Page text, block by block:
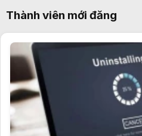
Thành viên mới đăng